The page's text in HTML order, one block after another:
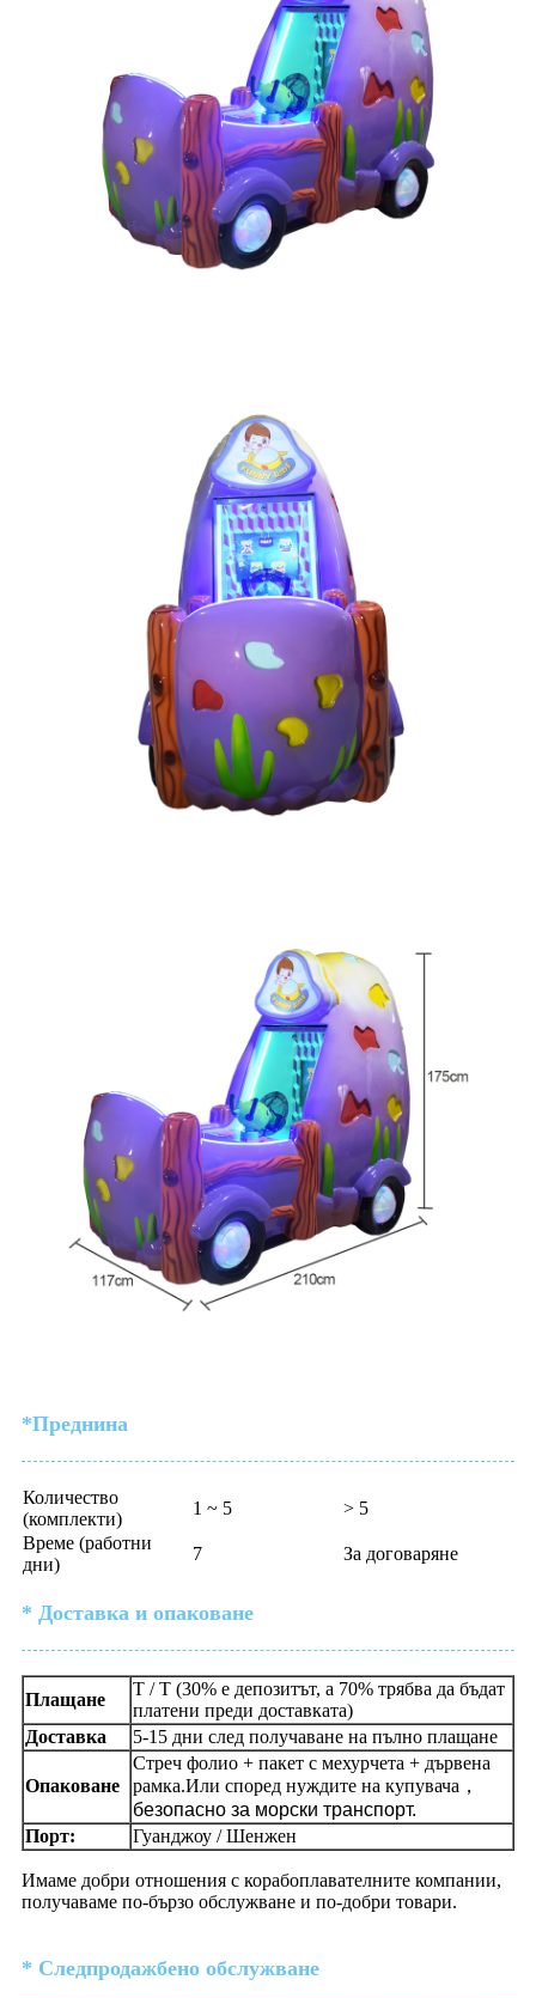
*Преднина
Количество
(комплекти)
1 ~ 5
> 5
Време (работни
дни)
7 За договаряне
* Доставка и опаковане
Плащане
T / T (30% е депозитът, а 70% трябва да бъдат
платени преди доставката)
Доставка
5-15 дни след получаване на пълно плащане
Опаковане
Стреч фолио + пакет с мехурчета + дървена
рамка.Или според нуждите на купувача ，
безопасно за морски транспорт.
Порт:
Гуанджоу / Шенжен
Имаме добри отношения с корабоплавателните компании,
получаваме по-бързо обслужване и по-добри товари.
* Следпродажбено обслужване